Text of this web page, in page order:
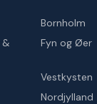
Bornholm
&
Fyn og Øer
Vestkysten
Nordjylland